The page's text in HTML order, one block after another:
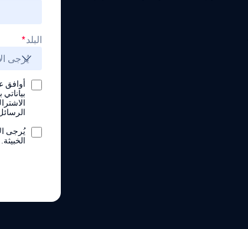
البلد*
يُرجى
الخبيثة.